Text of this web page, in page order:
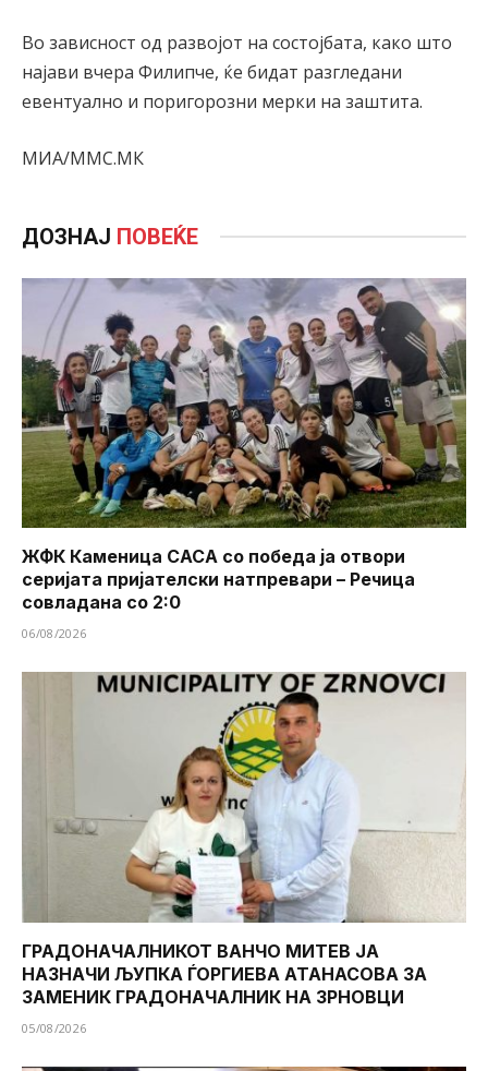
Во зависност од развојот на состојбата, како што
најави вчера Филипче, ќе бидат разгледани
евентуално и поригорозни мерки на заштита.
МИА/ММС.МК
ДОЗНАЈ ПОВЕЌЕ
ЖФК Каменица САСА со победа ја отвори
серијата пријателски натпревари – Речица
совладана со 2:0
06/08/2026
ГРАДОНАЧАЛНИКОТ ВАНЧО МИТЕВ ЈА
НАЗНАЧИ ЉУПКА ЃОРГИЕВА АТАНАСОВА ЗА
ЗАМЕНИК ГРАДОНАЧАЛНИК НА ЗРНОВЦИ
05/08/2026